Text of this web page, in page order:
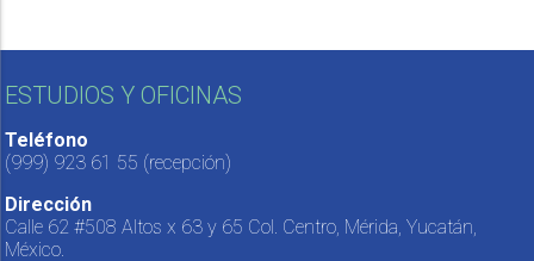
ESTUDIOS Y OFICINAS
Teléfono
(999) 923 61 55 (recepción)
Dirección
Calle 62 #508 Altos x 63 y 65 Col. Centro, Mérida, Yucatán,
México.